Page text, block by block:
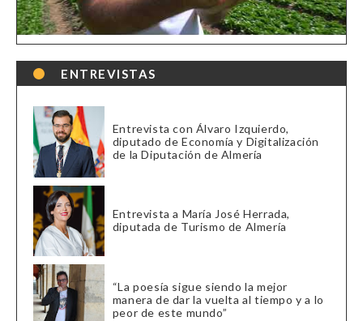
ENTREVISTAS
Entrevista con Álvaro Izquierdo,
diputado de Economía y Digitalización
de la Diputación de Almería
Entrevista a María José Herrada,
diputada de Turismo de Almería
“La poesía sigue siendo la mejor
manera de dar la vuelta al tiempo y a lo
peor de este mundo”